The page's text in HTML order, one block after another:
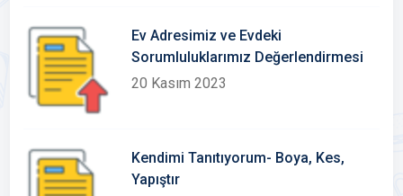
Ev Adresimiz ve Evdeki
Sorumluluklarımız Değerlendirmesi
20 Kasım 2023
Kendimi Tanıtıyorum- Boya, Kes,
Yapıştır